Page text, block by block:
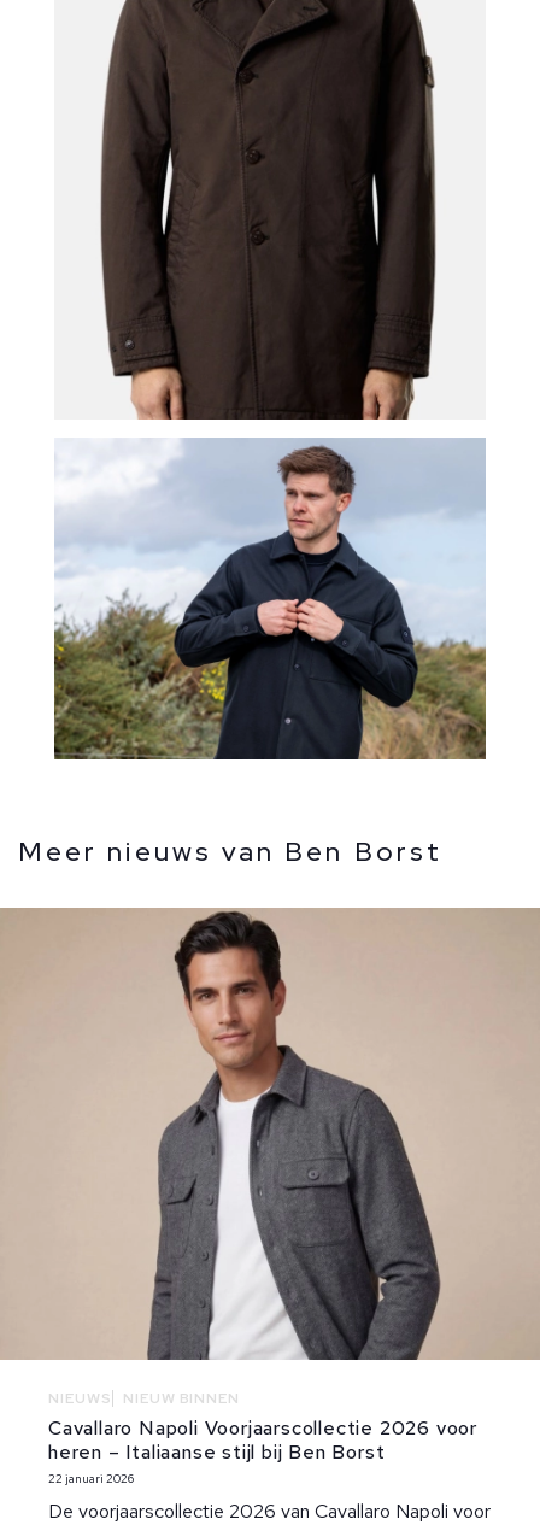
Meer nieuws van Ben Borst
NIEUWS NIEUW BINNEN
Cavallaro Napoli Voorjaarscollectie 2026 voor
heren – Italiaanse stijl bij Ben Borst
22 januari 2026
De voorjaarscollectie 2026 van Cavallaro Napoli voor